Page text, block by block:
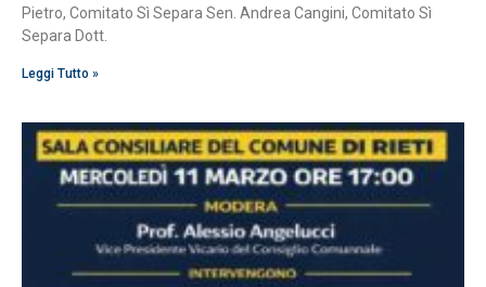
Pietro, Comitato Sì Separa Sen. Andrea Cangini, Comitato Sì
Separa Dott.
Leggi Tutto »